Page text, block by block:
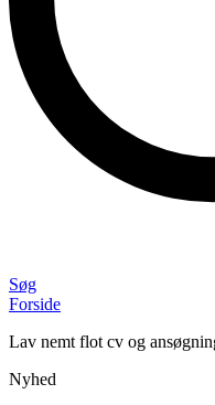
Søg
Forside
Lav nemt flot cv og
Nyhed